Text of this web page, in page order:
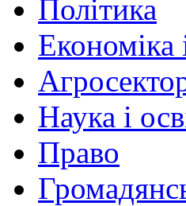
Політика
Економіка
Наука і
Право